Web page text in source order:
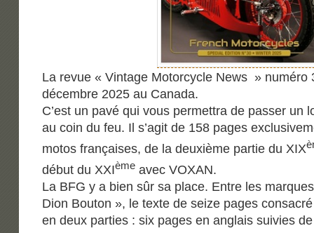
La revue « Vintage Motorcycle News » numéro
décembre 2025 au Canada.
C’est un pavé qui vous permettra de passer un
au coin du feu. Il s’agit de 158 pages
motos françaises, de la deuxième partie du XIX
début du XXIèmeavec VOXAN.
La BFG y a bien sûr sa place. Entre les
Dion Bouton », le texte de seize pages
en deux parties : six pages en anglais suivies